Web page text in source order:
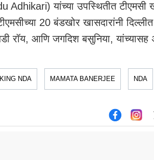
यांच्या उपस्थितीत टीएमसी
20 बंडखोर खासदारांनी
रॉय, आणि जगदिश बसुनिया,
NDA MAMATA BANERJEE NDA